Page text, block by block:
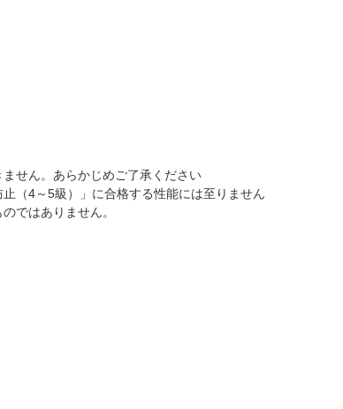
せん。あらかじめご了承ください
（4～5級）」に合格する性能には至りません
ではありません。